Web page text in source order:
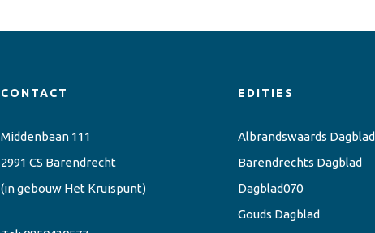
CONTACT
Middenbaan 111
2991 CS Barendrecht
(in gebouw Het Kruispunt)
EDITIES
Albrandswaards Dagblad
Barendrechts Dagblad
Dagblad070
Gouds Dagblad